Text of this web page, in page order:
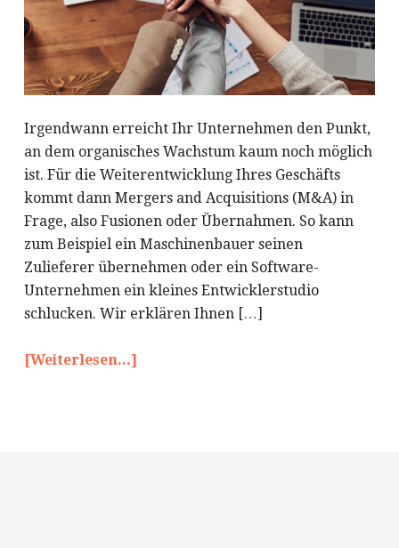
Irgendwann erreicht Ihr Unternehmen den Punkt,
an dem organisches Wachstum kaum noch möglich
ist. Für die Weiterentwicklung Ihres Geschäfts
kommt dann Mergers and Acquisitions (M&A) in
Frage, also Fusionen oder Übernahmen. So kann
zum Beispiel ein Maschinenbauer seinen
Zulieferer übernehmen oder ein Software-
Unternehmen ein kleines Entwicklerstudio
schlucken. Wir erklären Ihnen […]
[Weiterlesen...]